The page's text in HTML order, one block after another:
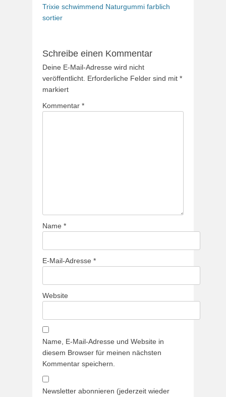
Trixie schwimmend Naturgummi farblich
sortier
Schreibe einen Kommentar
Deine E-Mail-Adresse wird nicht
veröffentlicht. Erforderliche Felder sind mit *
markiert
Kommentar *
Name *
E-Mail-Adresse *
Website
Name, E-Mail-Adresse und Website in
diesem Browser für meinen nächsten
Kommentar speichern.
Newsletter abonnieren (jederzeit wieder